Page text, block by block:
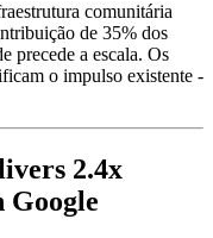
comunitária
de 35% dos
precede a escala. Os
o impulso existente -
2.4x
Google